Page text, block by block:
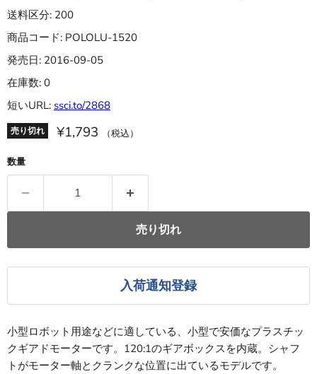
送料区分: 200
商品コード: POLOLU-1520
発売日: 2016-09-05
在庫数: 0
短いURL: ssci.to/2868
売り切れ ¥1,793 （税込）
数量
売り切れ
入荷通知登録
小型ロボット用途などに適している、小型で安価なプラスチッ
クギアドモーターです。120:1のギアボックスを内蔵。シャフ
トがモーター軸とクランクな位置に出ているモデルです。